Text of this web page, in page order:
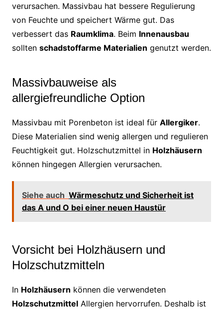
verursachen. Massivbau hat bessere Regulierung
von Feuchte und speichert Wärme gut. Das
verbessert das Raumklima. Beim Innenausbau
sollten schadstoffarme Materialien genutzt werden.
Massivbauweise als
allergiefreundliche Option
Massivbau mit Porenbeton ist ideal für Allergiker.
Diese Materialien sind wenig allergen und regulieren
Feuchtigkeit gut. Holzschutzmittel in Holzhäusern
können hingegen Allergien verursachen.
Siehe auch Wärmeschutz und Sicherheit ist
das A und O bei einer neuen Haustür
Vorsicht bei Holzhäusern und
Holzschutzmitteln
In Holzhäusern können die verwendeten
HolzschutzmittelAllergien hervorrufen. Deshalb ist